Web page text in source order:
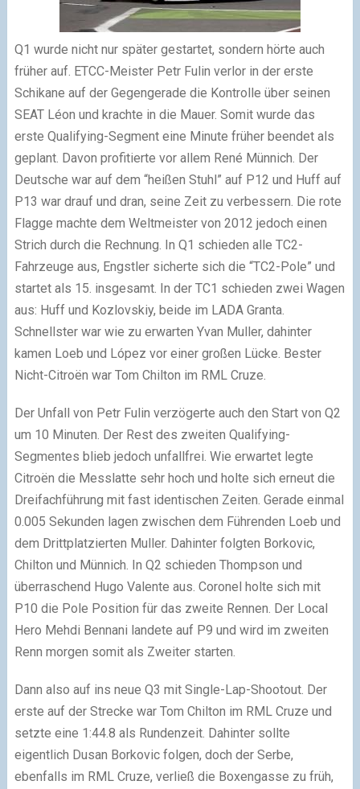
Q1 wurde nicht nur später gestartet, sondern hörte auch
früher auf. ETCC-Meister Petr Fulin verlor in der erste
Schikane auf der Gegengerade die Kontrolle über seinen
SEAT Léon und krachte in die Mauer. Somit wurde das
erste Qualifying-Segment eine Minute früher beendet als
geplant. Davon profitierte vor allem René Münnich. Der
Deutsche war auf dem “heißen Stuhl” auf P12 und Huff auf
P13 war drauf und dran, seine Zeit zu verbessern. Die rote
Flagge machte dem Weltmeister von 2012 jedoch einen
Strich durch die Rechnung. In Q1 schieden alle TC2-
Fahrzeuge aus, Engstler sicherte sich die “TC2-Pole” und
startet als 15. insgesamt. In der TC1 schieden zwei Wagen
aus: Huff und Kozlovskiy, beide im LADA Granta.
Schnellster war wie zu erwarten Yvan Muller, dahinter
kamen Loeb und López vor einer großen Lücke. Bester
Nicht-Citroën war Tom Chilton im RML Cruze.
Der Unfall von Petr Fulin verzögerte auch den Start von Q2
um 10 Minuten. Der Rest des zweiten Qualifying-
Segmentes blieb jedoch unfallfrei. Wie erwartet legte
Citroën die Messlatte sehr hoch und holte sich erneut die
Dreifachführung mit fast identischen Zeiten. Gerade einmal
0.005 Sekunden lagen zwischen dem Führenden Loeb und
dem Drittplatzierten Muller. Dahinter folgten Borkovic,
Chilton und Münnich. In Q2 schieden Thompson und
überraschend Hugo Valente aus. Coronel holte sich mit
P10 die Pole Position für das zweite Rennen. Der Local
Hero Mehdi Bennani landete auf P9 und wird im zweiten
Renn morgen somit als Zweiter starten.
Dann also auf ins neue Q3 mit Single-Lap-Shootout. Der
erste auf der Strecke war Tom Chilton im RML Cruze und
setzte eine 1:44.8 als Rundenzeit. Dahinter sollte
eigentlich Dusan Borkovic folgen, doch der Serbe,
ebenfalls im RML Cruze, verließ die Boxengasse zu früh,